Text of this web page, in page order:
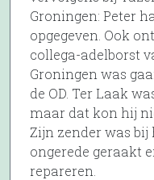
Groningen: Peter
opgegeven. Ook
collega-adelborst
Groningen was
de OD. Ter Laak
maar dat kon hij
Zijn zender was
ongerede geraakt
repareren.